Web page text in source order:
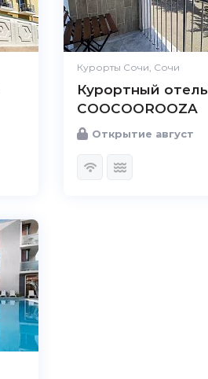
Курорты Сочи, Сочи
Курортный отель
COOCOOROOZA
Открытие август